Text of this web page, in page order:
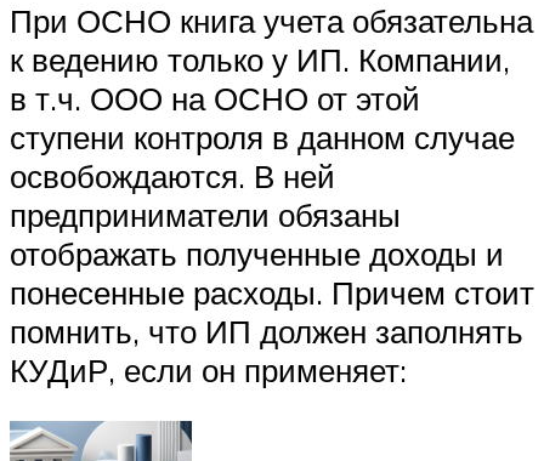
При ОСНО книга учета обязательна
к ведению только у ИП. Компании,
в т.ч. ООО на ОСНО от этой
ступени контроля в данном случае
освобождаются. В ней
предприниматели обязаны
отображать полученные доходы и
понесенные расходы. Причем стоит
помнить, что ИП должен заполнять
КУДиР, если он применяет: